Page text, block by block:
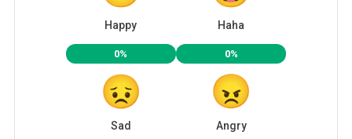
Happy Haha
0%
Sad
0%
Angry